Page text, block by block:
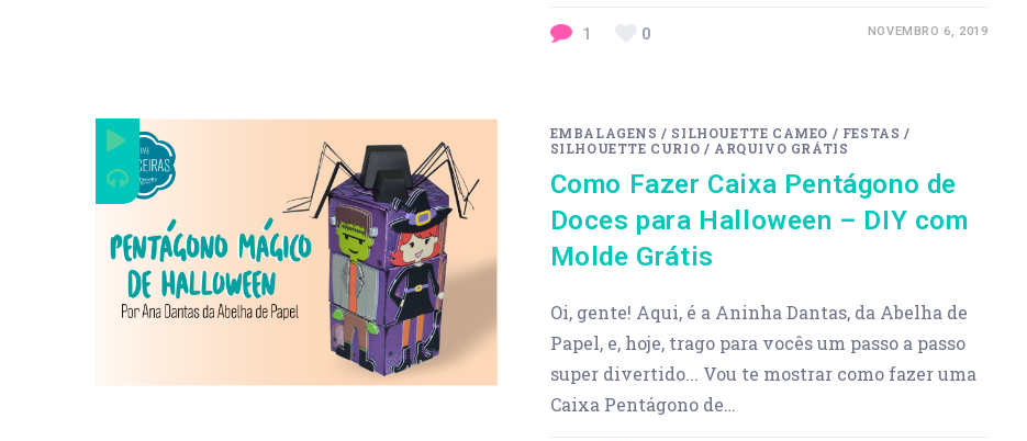
1 0 NOVEMBRO 6, 2019
EMBALAGENS / SILHOUETTE CAMEO / FESTAS /
SILHOUETTE CURIO / ARQUIVO GRÁTIS
Como Fazer Caixa Pentágono de
Doces para Halloween – DIY com
Molde Grátis
Oi, gente! Aqui, é a Aninha Dantas, da Abelha de
Papel, e, hoje, trago para vocês um passo a passo
super divertido... Vou te mostrar como fazer uma
Caixa Pentágono de…